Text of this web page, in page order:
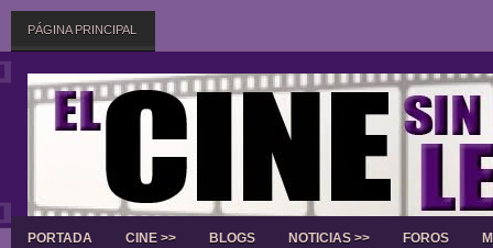
PÁGINA PRINCIPAL
PORTADA CINE >> BLOGS NOTICIAS >> FOROS